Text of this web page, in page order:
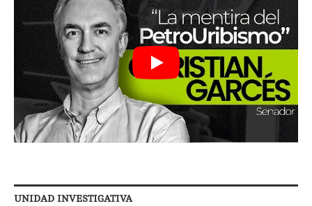
UNIDAD INVESTIGATIVA